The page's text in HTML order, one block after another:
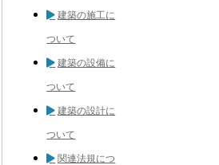
建築の施工に
ついて
建築の設備に
ついて
建築の設計に
ついて
関連法規につ